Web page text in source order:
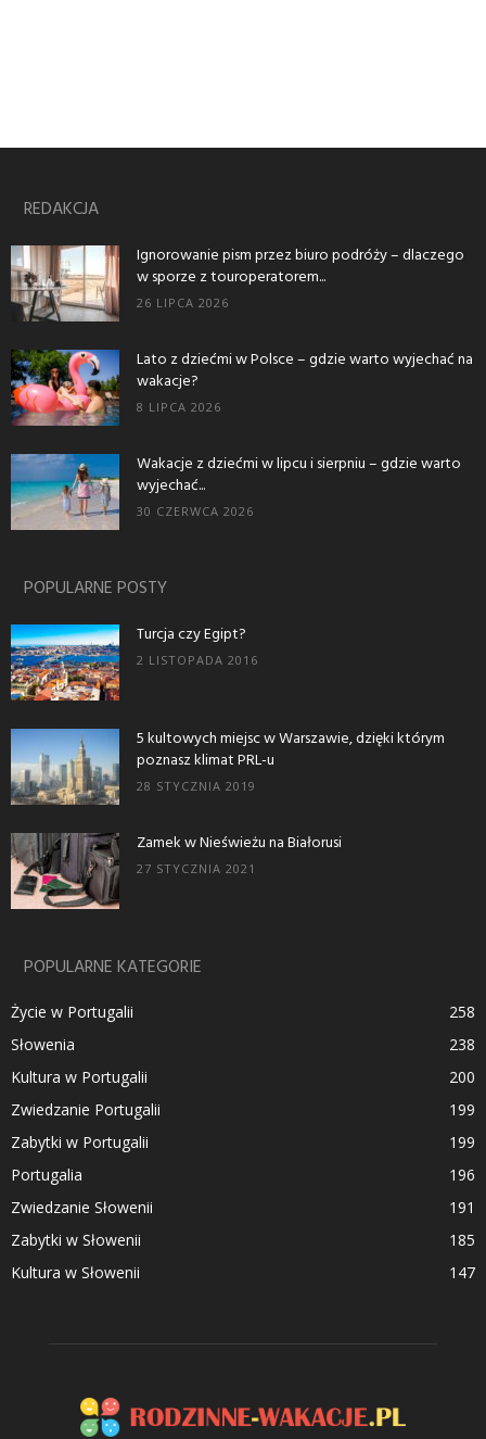
REDAKCJA
Ignorowanie pism przez biuro podróży – dlaczego
w sporze z touroperatorem...
26 LIPCA 2026
Lato z dziećmi w Polsce – gdzie warto wyjechać na
wakacje?
8 LIPCA 2026
Wakacje z dziećmi w lipcu i sierpniu – gdzie warto
wyjechać...
30 CZERWCA 2026
POPULARNE POSTY
Turcja czy Egipt?
2 LISTOPADA 2016
5 kultowych miejsc w Warszawie, dzięki którym
poznasz klimat PRL-u
28 STYCZNIA 2019
Zamek w Nieświeżu na Białorusi
27 STYCZNIA 2021
POPULARNE KATEGORIE
Życie w Portugalii
258
Słowenia
238
Kultura w Portugalii
200
Zwiedzanie Portugalii
199
Zabytki w Portugalii
199
Portugalia
196
Zwiedzanie Słowenii
191
Zabytki w Słowenii
185
Kultura w Słowenii
147